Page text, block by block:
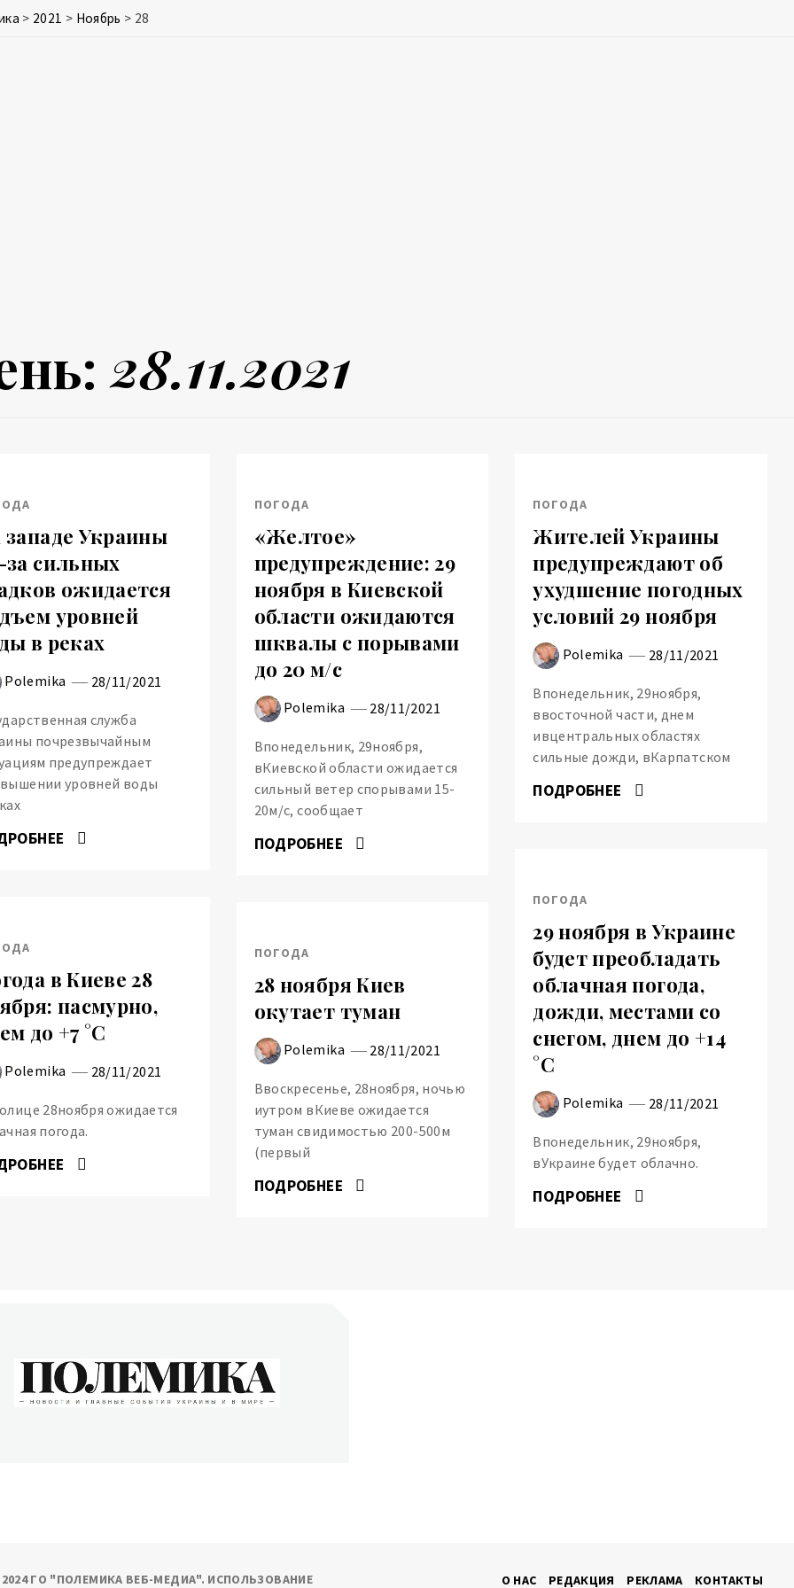
> 2021 > Ноябрь > 28
28.11.2021
западе Украины
за сильных
ожидается
уровней
в реках
Polemika 28/11/2021
служба
почрезвычайным
предупреждает
уровней воды
ПОГОДА
«Желтое»
предупреждение: 29
ноября в Киевской
области ожидаются
шквалы с порывами
до 20 м/с
Polemika 28/11/2021
Впонедельник, 29ноября,
вКиевской области ожидается
сильный ветер спорывами 15-
20м/с, сообщает
ПОДРОБНЕЕ
ПОГОДА
Жителей Украины
предупреждают об
ухудшение погодных
условий 29 ноября
Polemika 28/11/2021
Впонедельник, 29ноября,
ввосточной части, днем
ивцентральных областях
сильные дожди, вКарпатском
ПОДРОБНЕЕ
ПОГОДА
29 ноября в Украине
будет преобладать
облачная погода,
дожди, местами со
снегом, днем до +14
°С
Polemika 28/11/2021
Впонедельник, 29ноября,
вУкраине будет облачно.
ПОДРОБНЕЕ
в Киеве 28
пасмурно,
до +7 °С
Polemika 28/11/2021
28ноября ожидается
погода.
ПОГОДА
28 ноября Киев
окутает туман
Polemika 28/11/2021
Ввоскресенье, 28ноября, ночью
иутром вКиеве ожидается
туман свидимостью 200-500м
(первый
ПОДРОБНЕЕ
2024 ГО "ПОЛЕМИКА ВЕБ-МЕДИА". ИСПОЛЬЗОВАНИЕ О НАС РЕДАКЦИЯ РЕКЛАМА КОНТАКТЫ